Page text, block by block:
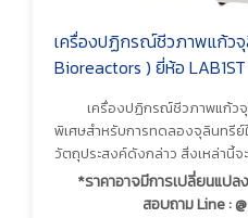
เครื่องปฏิกรณ์ชีวภาพแก้วจุ
Bioreactors ) ยี่ห้อ LAB1ST
เครื่องปฏิกรณ์ชีวภาพแก้ว
พิเศษสำหรับการทดลองจุลินทรีย์
วัตถุประสงค์ดังกล่าว สิ่งเหล่านี้จ
*ราคาอาจมีการเปลี่ยนแป
สอบถาม Line :